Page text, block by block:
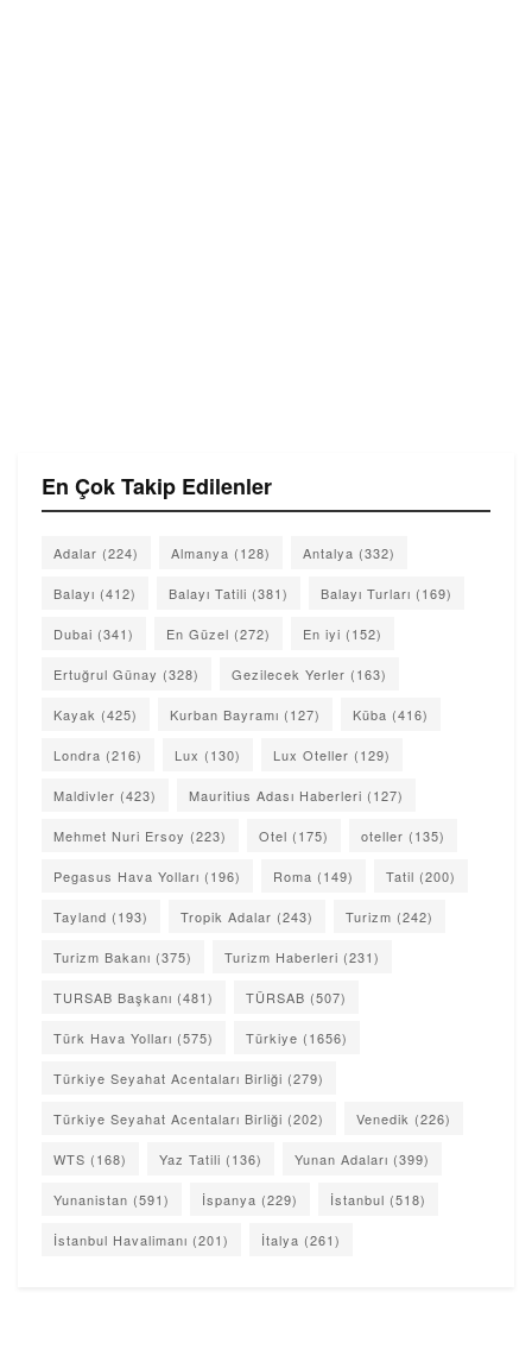
En Çok Takip Edilenler
Adalar (224) Almanya (128) Antalya (332)
Balayı (412) Balayı Tatili (381) Balayı Turları (169)
Dubai (341) En Güzel (272) En iyi (152)
Ertuğrul Günay (328) Gezilecek Yerler (163)
Kayak (425) Kurban Bayramı (127) Küba (416)
Londra (216) Lux (130) Lux Oteller (129)
Maldivler (423) Mauritius Adası Haberleri (127)
Mehmet Nuri Ersoy (223) Otel (175) oteller (135)
Pegasus Hava Yolları (196) Roma (149) Tatil (200)
Tayland (193) Tropik Adalar (243) Turizm (242)
Turizm Bakanı (375) Turizm Haberleri (231)
TURSAB Başkanı (481) TÜRSAB (507)
Türk Hava Yolları (575) Türkiye (1656)
Türkiye Seyahat Acentaları Birliği (279)
Türkiye Seyahat Acentaları Birliği (202) Venedik (226)
WTS (168) Yaz Tatili (136) Yunan Adaları (399)
Yunanistan (591) İspanya (229) İstanbul (518)
İstanbul Havalimanı (201) İtalya (261)